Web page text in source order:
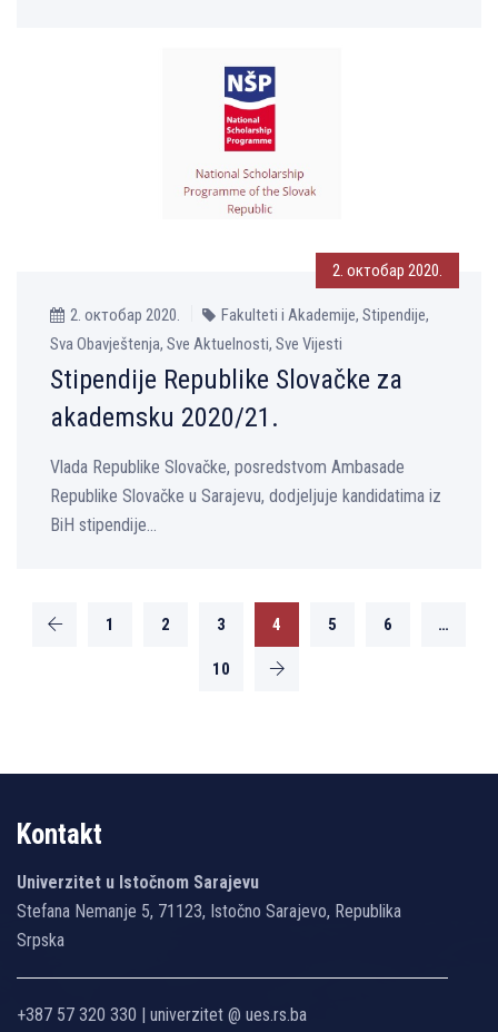
2. октобар 2020.
2. октобар 2020.
Fakulteti i Akademije, Stipendije,
Sva Obavještenja, Sve Aktuelnosti, Sve Vijesti
Stipendije Republike Slovačke za
akademsku 2020/21.
Vlada Republike Slovačke, posredstvom Ambasade
Republike Slovačke u Sarajevu, dodjeljuje kandidatima iz
BiH stipendije...
1 2 3 4 5 6 …
10
Kontakt
Univerzitet u Istočnom Sarajevu
Stefana Nemanje 5, 71123, Istočno Sarajevo, Republika
Srpska
+387 57 320 330 | univerzitet @ ues.rs.ba